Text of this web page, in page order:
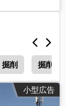
掘削 掘削 重
小型広告